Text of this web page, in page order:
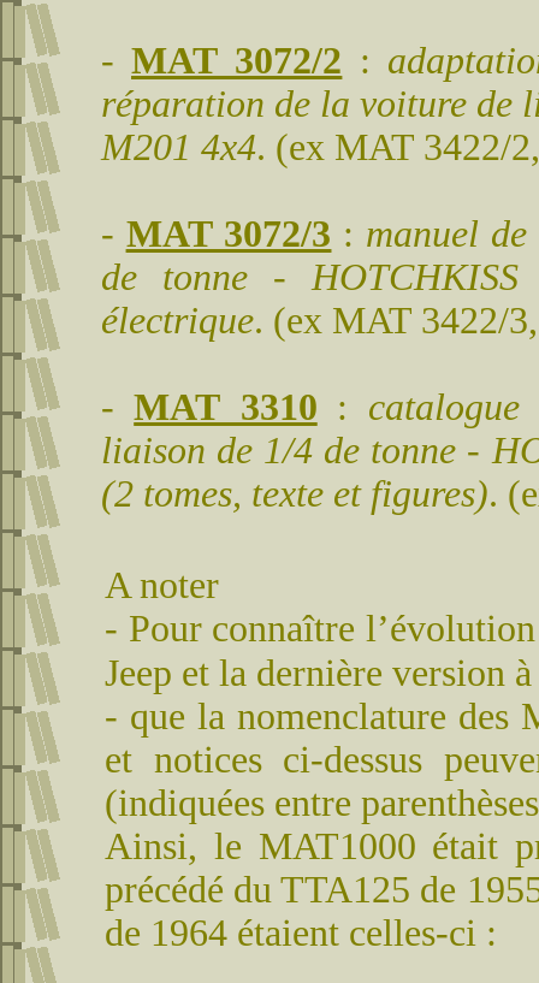
-MAT 3072/2 :
réparation de la voiture de
M201 4x4. (ex MAT 3422/
- MAT 3072/3 : manuel
de tonne -
électrique. (ex MAT 3422/
-MAT 3310 :
liaison de 1/4 de tonne -
(2 tomes, texte et figures).
A noter
- Pour connaître
Jeep et la dernière version
- que la nomenclature des
et notices ci-dessus
(indiquées entre
Ainsi, le MAT1000 était
précédé du TTA125 de
de 1964 étaient celles-ci :